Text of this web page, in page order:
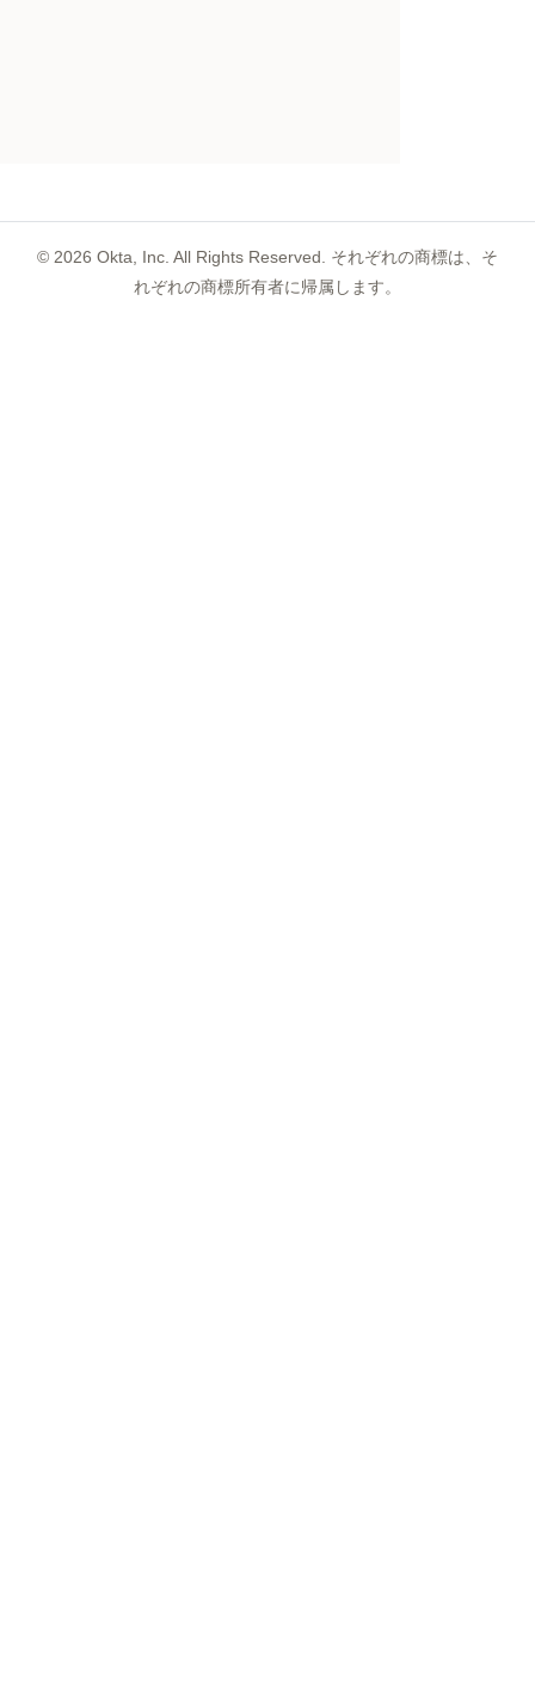
© 2026 Okta, Inc. All Rights Reserved. それぞれの商標は、そ
れぞれの商標所有者に帰属します。